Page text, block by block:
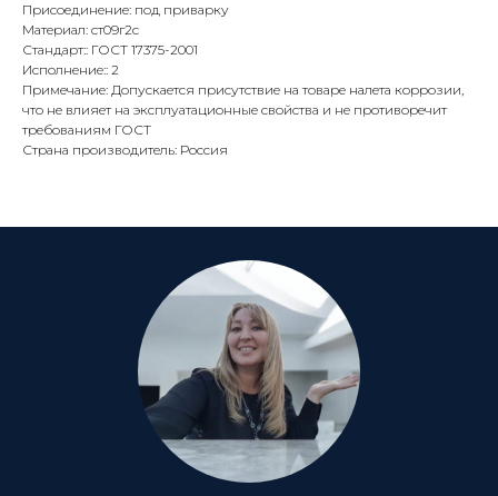
Присоединение: под приварку
Материал: ст09г2с
Стандарт:: ГОСТ 17375-2001
Исполнение:: 2
Примечание: Допускается присутствие на товаре налета коррозии,
что не влияет на эксплуатационные свойства и не противоречит
требованиям ГОСТ
Страна производитель: Россия